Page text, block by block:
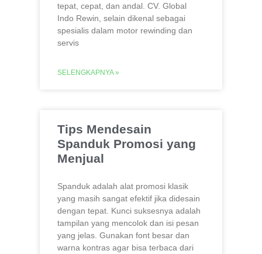
tepat, cepat, dan andal. CV. Global
Indo Rewin, selain dikenal sebagai
spesialis dalam motor rewinding dan
servis
SELENGKAPNYA »
Tips Mendesain
Spanduk Promosi yang
Menjual
Spanduk adalah alat promosi klasik
yang masih sangat efektif jika didesain
dengan tepat. Kunci suksesnya adalah
tampilan yang mencolok dan isi pesan
yang jelas. Gunakan font besar dan
warna kontras agar bisa terbaca dari